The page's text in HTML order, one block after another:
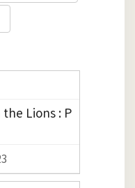
Lions : P